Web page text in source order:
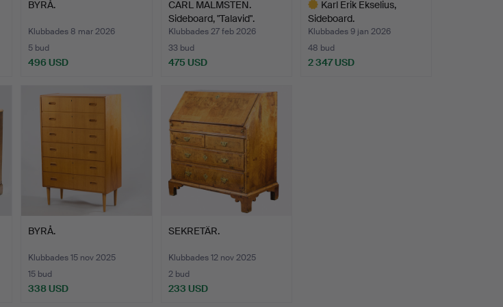
BYRÅ.
Klubbades 8 mar 2026
5 bud
496 USD
CARL MALMSTEN.
Sideboard, "Talavid".
Klubbades 27 feb 2026
33 bud
475 USD
Karl Erik Ekselius,
Sideboard.
Klubbades 9 jan 2026
48 bud
2 347 USD
BYRÅ.
Klubbades 15 nov 2025
15 bud
338 USD
SEKRETÄR.
Klubbades 12 nov 2025
2 bud
233 USD